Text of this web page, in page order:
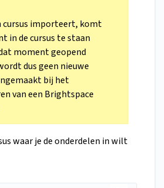
cursus importeert, komt
in de cursus te staan
moment geopend
dus geen nieuwe
bij het
van een Brightspace
waar je de onderdelen in wilt